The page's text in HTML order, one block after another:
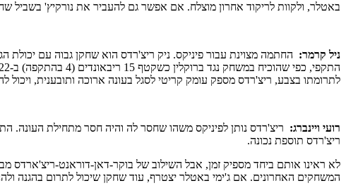
באטלר, ולקוות לריקוד אחרון מוצלח. אם אפשר גם להעביר את נורקיץ' בשביל
ניל קרמר: החתמה מצוינת עבור פיניקס. ניק ריצ'רדס הוא שחקן גבוה עם
לתרומתו בצבע, ריצ'רדס מספק עומק קריטי לסגל בעונה ארוכה ותובענית,
רועי ויינברג: ריצ'רדס נותן לפיניקס משהו שחסר לה והיה חסר מתחילת העונה.
ריצ'רדס תוספת נכונה.
לא ראינו אותם ביחד מספיק זמן, אבל השילוב של בוקר-דאן-דוראנט-ריצ'ארדס
המשחקים האחרונים. אם ג'ימי באטלר יצטרף, עוד שחקן שיכול לתרום בהגנה ולהניע